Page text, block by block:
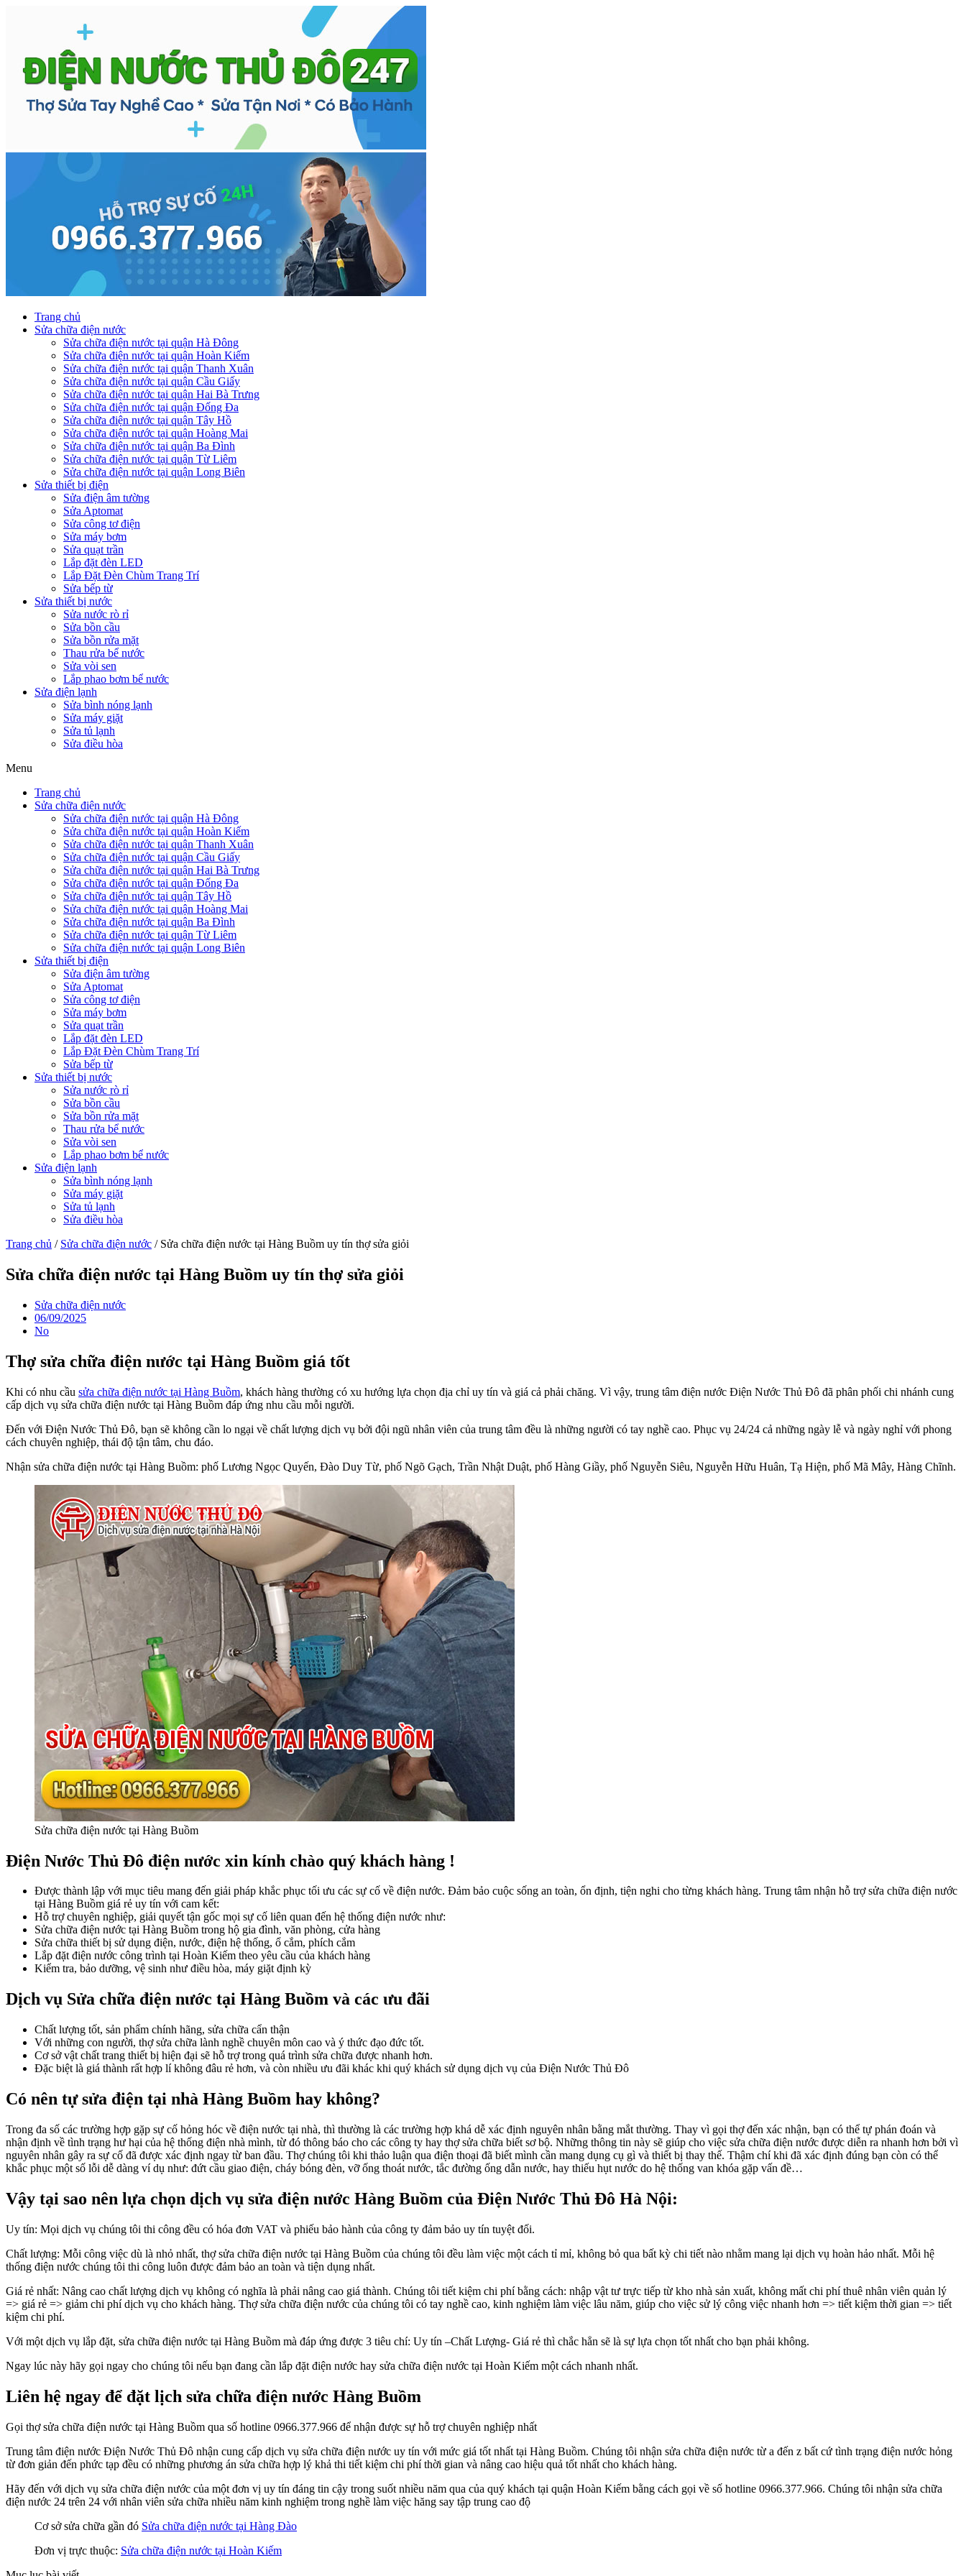
Trang chủ
Sửa chữa điện nước
Sửa chữa điện nước tại quận Hà Đông
Sửa chữa điện nước tại quận Hoàn Kiếm
Sửa chữa điện nước tại quận Thanh Xuân
Sửa chữa điện nước tại quận Cầu Giấy
Sửa chữa điện nước tại quận Hai Bà Trưng
Sửa chữa điện nước tại quận Đống Đa
Sửa chữa điện nước tại quận Tây Hồ
Sửa chữa điện nước tại quận Hoàng Mai
Sửa chữa điện nước tại quận Ba Đình
Sửa chữa điện nước tại quận Từ Liêm
Sửa chữa điện nước tại quận Long Biên
Sửa thiết bị điện
Sửa điện âm tường
Sửa Aptomat
Sửa công tơ điện
Sửa máy bơm
Sửa quạt trần
Lắp đặt đèn LED
Lắp Đặt Đèn Chùm Trang Trí
Sửa bếp từ
Sửa thiết bị nước
Sửa nước rò rỉ
Sửa bồn cầu
Sửa bồn rửa mặt
Thau rửa bể nước
Sửa vòi sen
Lắp phao bơm bể nước
Sửa điện lạnh
Sửa bình nóng lạnh
Sửa máy giặt
Sửa tủ lạnh
Sửa điều hòa
Menu
Trang chủ
Sửa chữa điện nước
Sửa chữa điện nước tại quận Hà Đông
Sửa chữa điện nước tại quận Hoàn Kiếm
Sửa chữa điện nước tại quận Thanh Xuân
Sửa chữa điện nước tại quận Cầu Giấy
Sửa chữa điện nước tại quận Hai Bà Trưng
Sửa chữa điện nước tại quận Đống Đa
Sửa chữa điện nước tại quận Tây Hồ
Sửa chữa điện nước tại quận Hoàng Mai
Sửa chữa điện nước tại quận Ba Đình
Sửa chữa điện nước tại quận Từ Liêm
Sửa chữa điện nước tại quận Long Biên
Sửa thiết bị điện
Sửa điện âm tường
Sửa Aptomat
Sửa công tơ điện
Sửa máy bơm
Sửa quạt trần
Lắp đặt đèn LED
Lắp Đặt Đèn Chùm Trang Trí
Sửa bếp từ
Sửa thiết bị nước
Sửa nước rò rỉ
Sửa bồn cầu
Sửa bồn rửa mặt
Thau rửa bể nước
Sửa vòi sen
Lắp phao bơm bể nước
Sửa điện lạnh
Sửa bình nóng lạnh
Sửa máy giặt
Sửa tủ lạnh
Sửa điều hòa
Trang chủ / Sửa chữa điện nước / Sửa chữa điện nước tại Hàng Buồm uy tín thợ sửa giỏi
Sửa chữa điện nước tại Hàng Buồm uy tín thợ sửa giỏi
Sửa chữa điện nước
06/09/2025
No
Thợ sửa chữa điện nước tại Hàng Buồm giá tốt
Khi có nhu cầu sửa chữa điện nước tại Hàng Buồm, khách hàng thường có xu hướng lựa chọn địa chỉ uy tín và giá cả phải chăng. Vì vậy, trung tâm điện nước Điện Nước Thủ Đô đã phân phối chi nhánh cung
cấp dịch vụ sửa chữa điện nước tại Hàng Buồm đáp ứng nhu cầu mỗi người.
Đến với Điện Nước Thủ Đô, bạn sẽ không cần lo ngại về chất lượng dịch vụ bởi đội ngũ nhân viên của trung tâm đều là những người có tay nghề cao. Phục vụ 24/24 cả những ngày lễ và ngày nghỉ với phong
cách chuyên nghiệp, thái độ tận tâm, chu đáo.
Nhận sửa chữa điện nước tại Hàng Buồm: phố Lương Ngọc Quyến, Đào Duy Từ, phố Ngõ Gạch, Trần Nhật Duật, phố Hàng Giầy, phố Nguyễn Siêu, Nguyễn Hữu Huân, Tạ Hiện, phố Mã Mây, Hàng Chĩnh.
Sửa chữa điện nước tại Hàng Buồm
Điện Nước Thủ Đô điện nước xin kính chào quý khách hàng !
Được thành lập với mục tiêu mang đến giải pháp khắc phục tối ưu các sự cố về điện nước. Đảm bảo cuộc sống an toàn, ổn định, tiện nghi cho từng khách hàng. Trung tâm nhận hỗ trợ sửa chữa điện nước
tại Hàng Buồm giá rẻ uy tín với cam kết:
Hỗ trợ chuyên nghiệp, giải quyết tận gốc mọi sự cố liên quan đến hệ thống điện nước như:
Sửa chữa điện nước tại Hàng Buồm trong hộ gia đình, văn phòng, cửa hàng
Sửa chữa thiết bị sử dụng điện, nước, điện hệ thống, ổ cắm, phích cắm
Lắp đặt điện nước công trình tại Hoàn Kiếm theo yêu cầu của khách hàng
Kiểm tra, bảo dưỡng, vệ sinh như điều hòa, máy giặt định kỳ
Dịch vụ Sửa chữa điện nước tại Hàng Buồm và các ưu đãi
Chất lượng tốt, sản phẩm chính hãng, sửa chữa cẩn thận
Với những con người, thợ sửa chữa lành nghề chuyên môn cao và ý thức đạo đức tốt.
Cơ sở vật chất trang thiết bị hiện đại sẽ hỗ trợ trong quá trình sửa chữa được nhanh hơn.
Đặc biệt là giá thành rất hợp lí không đâu rẻ hơn, và còn nhiều ưu đãi khác khi quý khách sử dụng dịch vụ của Điện Nước Thủ Đô
Có nên tự sửa điện tại nhà Hàng Buồm hay không?
Trong đa số các trường hợp gặp sự cố hỏng hóc về điện nước tại nhà, thì thường là các trường hợp khá dễ xác định nguyên nhân bằng mắt thường. Thay vì gọi thợ đến xác nhận, bạn có thể tự phán đoán và
nhận định về tình trạng hư hại của hệ thống điện nhà mình, từ đó thông báo cho các công ty hay thợ sửa chữa biết sơ bộ. Những thông tin này sẽ giúp cho việc sửa chữa điện nước được diễn ra nhanh hơn bởi vì
nguyên nhân gây ra sự cố đã được xác định ngay từ ban đầu. Thợ chúng tôi khi thảo luận qua điện thoại đã biết mình cần mang dụng cụ gì và thiết bị thay thế. Thậm chí khi đã xác định đúng bạn còn có thể
khắc phục một số lỗi dễ dàng ví dụ như: đứt cầu giao điện, cháy bóng đèn, vỡ ống thoát nước, tắc đường ống dẫn nước, hay thiếu hụt nước do hệ thống van khóa gặp vấn đề…
Vậy tại sao nên lựa chọn dịch vụ sửa điện nước Hàng Buồm của Điện Nước Thủ Đô Hà Nội:
Uy tín: Mọi dịch vụ chúng tôi thi công đều có hóa đơn VAT và phiếu bảo hành của công ty đảm bảo uy tín tuyệt đối.
Chất lượng: Mỗi công việc dù là nhỏ nhất, thợ sửa chữa điện nước tại Hàng Buồm của chúng tôi đều làm việc một cách tỉ mỉ, không bỏ qua bất kỳ chi tiết nào nhằm mang lại dịch vụ hoàn hảo nhất. Mỗi hệ
thống điện nước chúng tôi thi công luôn được đảm bảo an toàn và tiện dụng nhất.
Giá rẻ nhất: Nâng cao chất lượng dịch vụ không có nghĩa là phải nâng cao giá thành. Chúng tôi tiết kiệm chi phí bằng cách: nhập vật tư trực tiếp từ kho nhà sản xuất, không mất chi phí thuê nhân viên quản lý
=> giá rẻ => giảm chi phí dịch vụ cho khách hàng. Thợ sửa chữa điện nước của chúng tôi có tay nghề cao, kinh nghiệm làm việc lâu năm, giúp cho việc sử lý công việc nhanh hơn => tiết kiệm thời gian => tiết
kiệm chi phí.
Với một dịch vụ lắp đặt, sửa chữa điện nước tại Hàng Buồm mà đáp ứng được 3 tiêu chí: Uy tín –Chất Lượng- Giá rẻ thì chắc hẳn sẽ là sự lựa chọn tốt nhất cho bạn phải không.
Ngay lúc này hãy gọi ngay cho chúng tôi nếu bạn đang cần lắp đặt điện nước hay sửa chữa điện nước tại Hoàn Kiếm một cách nhanh nhất.
Liên hệ ngay để đặt lịch sửa chữa điện nước Hàng Buồm
Gọi thợ sửa chữa điện nước tại Hàng Buồm qua số hotline 0966.377.966 để nhận được sự hỗ trợ chuyên nghiệp nhất
Trung tâm điện nước Điện Nước Thủ Đô nhận cung cấp dịch vụ sửa chữa điện nước uy tín với mức giá tốt nhất tại Hàng Buồm. Chúng tôi nhận sửa chữa điện nước từ a đến z bất cứ tình trạng điện nước hỏng
từ đơn giản đến phức tạp đều có những phương án sửa chữa hợp lý khả thi tiết kiệm chi phí thời gian và nâng cao hiệu quả tốt nhất cho khách hàng.
Hãy đến với dịch vụ sửa chữa điện nước của một đơn vị uy tín đáng tin cậy trong suốt nhiều năm qua của quý khách tại quận Hoàn Kiếm bằng cách gọi về số hotline 0966.377.966. Chúng tôi nhận sửa chữa
điện nước 24 trên 24 với nhân viên sửa chữa nhiều năm kinh nghiệm trong nghề làm việc hăng say tập trung cao độ
Cơ sở sửa chữa gần đó Sửa chữa điện nước tại Hàng Đào
Đơn vị trực thuộc: Sửa chữa điện nước tại Hoàn Kiếm